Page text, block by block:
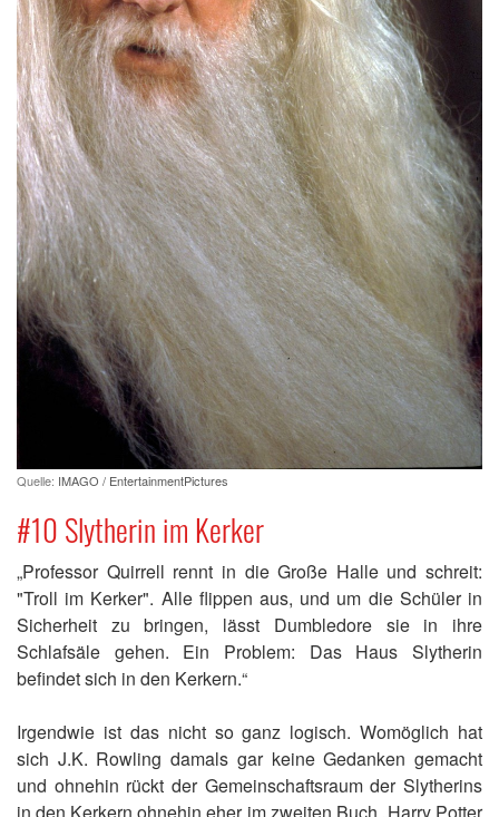
Quelle: IMAGO / EntertainmentPictures
#10 Slytherin im Kerker
„Professor Quirrell rennt in die Große Halle und schreit:
"Troll im Kerker". Alle flippen aus, und um die Schüler in
Sicherheit zu bringen, lässt Dumbledore sie in ihre
Schlafsäle gehen. Ein Problem: Das Haus Slytherin
befindet sich in den Kerkern.“
Irgendwie ist das nicht so ganz logisch. Womöglich hat
sich J.K. Rowling damals gar keine Gedanken gemacht
und ohnehin rückt der Gemeinschaftsraum der Slytherins
in den Kerkern ohnehin eher im zweiten Buch „Harry Potter